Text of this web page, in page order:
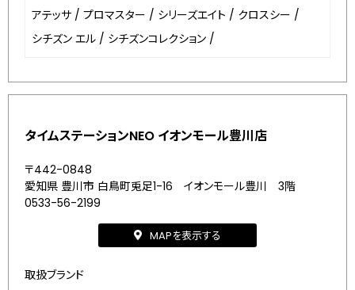
アテッサ / プロマスター / シリーズエイト / クロスシー /
シチズン エル / シチズンコレクション /
タイムステーションNEO イオンモール豊川店
〒442-0848
愛知県 豊川市 白鳥町兎足1-16 イオンモール豊川 3階
0533-56-2199
MAPを表示する
取扱ブランド